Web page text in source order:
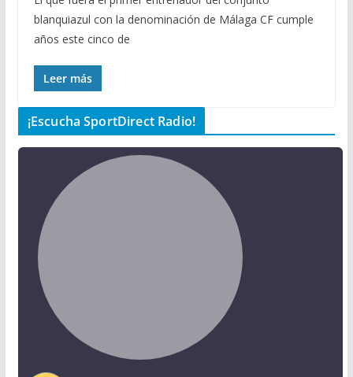
blanquiazul con la denominación de Málaga CF cumple
años este cinco de
Leer más
¡Escucha SportDirect Radio!